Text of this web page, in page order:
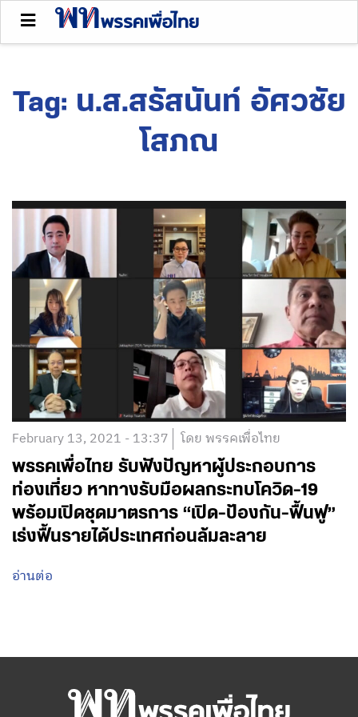
Tag: น.ส.สรัสนันท์ อัศวชัย
โสภณ
February 13, 2021 - 13:37 โดย พรรคเพื่อไทย
พรรคเพื่อไทย รับฟังปัญหาผู้ประกอบการ
ท่องเที่ยว หาทางรับมือผลกระทบโควิด-19
พร้อมเปิดชุดมาตรการ “เปิด-ป้องกัน-ฟื้นฟู”
เร่งฟื้นรายได้ประเทศก่อนล้มละลาย
อ่านต่อ